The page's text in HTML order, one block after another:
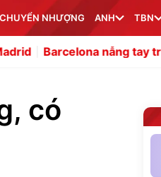
CHUYỂN NHƯỢNG ANH TBN
nẫng tay trên Atletico
có